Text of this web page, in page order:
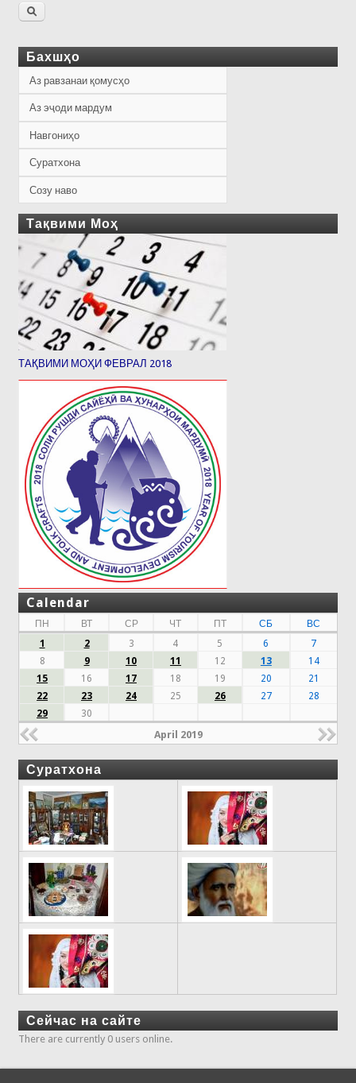
Бахшҳо
Аз равзанаи қомусҳо
Аз эҷоди мардум
Навгониҳо
Суратхона
Созу наво
Тақвими Моҳ
ТАҚВИМИ МОҲИ ФЕВРАЛ 2018
Calendar
ПН ВТ СР ЧТ ПТ СБ
ВС
1
2 3 4 5 6
7
8
9 10 11 12 13
14
15
16 17 18 19 20
21
22
23 24 25 26 27
28
29
30
April 2019
Суратхона
Сейчас на сайте
There are currently 0 users online.